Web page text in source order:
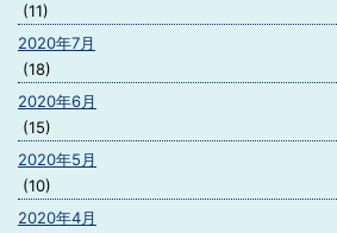
(11)
2020年7月
(18)
2020年6月
(15)
2020年5月
(10)
2020年4月